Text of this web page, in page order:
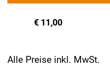
€ 11,00
Alle Preise inkl. MwSt.